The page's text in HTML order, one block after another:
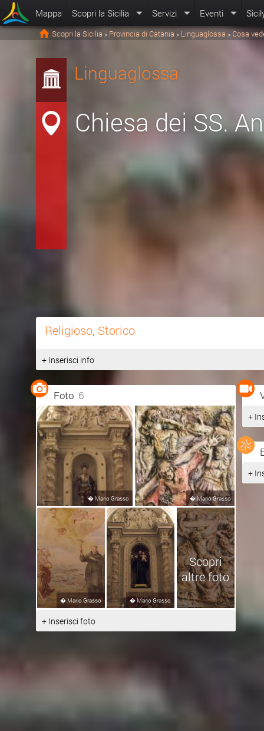
Mappa Scopri la Sicilia Servizi Eventi
Scopri la Sicilia > Provincia di Catania > Linguaglossa > Cosa
Linguaglossa
Chiesa dei SS.
Religioso, Storico
+ Inserisci info
Foto 6
� Mario Grasso �Mario Grasso
� Mario Grasso � Mario Grasso
Scopri
altre foto
+ Inserisci foto
+
+